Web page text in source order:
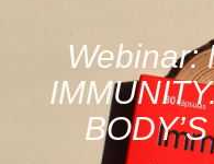
Webinar: